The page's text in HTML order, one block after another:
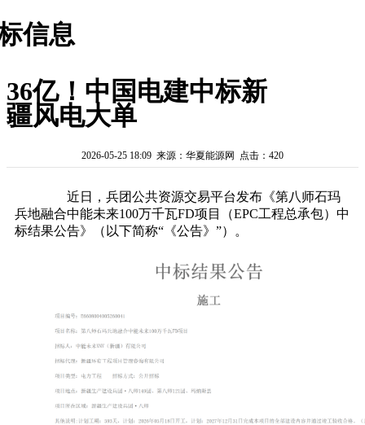
信息
36亿！中国电建中标新
疆风电大单
2026-05-25 18:09 来源：华夏能源网 点击：420
近日，兵团公共资源交易平台发布《第八师石玛
兵地融合中能未来100万千瓦FD项目（EPC工程总承包）中
标结果公告》（以下简称“《公告》”）。